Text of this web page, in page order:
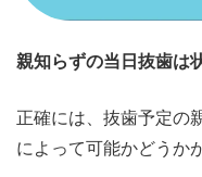
親知らずの当日抜歯は
正確には、抜歯予定の
によって可能かどうか